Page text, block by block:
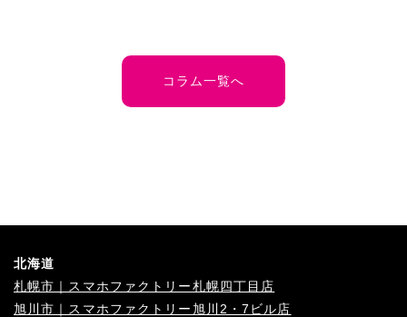
コラム一覧へ
北海道
札幌市｜スマホファクトリー札幌四丁目店
旭川市｜スマホファクトリー旭川2・7ビル店